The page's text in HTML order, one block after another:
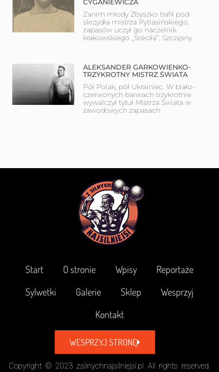
CYGANIEWICZA
Zanim młody Zbyszko trafił pod
skrzydła mistrza Pytlasińskiego,
zapasów uczył go naczelnik
krakowskiego „Sokoła”, Szczęsny
ALEKSANDER GARKOWIENKO-
TRZYKROTNY MISTRZ ŚWIATA
Pół Polak, pół Ukrainiec. W biało-
czerwonych barwach trzykrotnie
wywalczył tytuł Mistrza Świata w
zawodowych zapasach
Start O stronie Wpisy
Reportaże
Sylwetki
Galerie Sklep
Wesprzyj
Kontakt
WESPRZYJ STRONĘ
Copyright © 2023 zsilnychnajsilniejsi.pl All rights reserved.